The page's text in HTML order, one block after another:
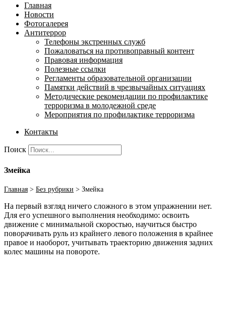
Главная
Новости
Фотогалерея
Антитеррор
Телефоны экстренных служб
Пожаловаться на противоправный контент
Правовая информация
Полезные ссылки
Регламенты образовательной организации
Памятки действий в чрезвычайных ситуациях
Методические рекомендации по профилактике
терроризма в молодежной среде
Мероприятия по профилактике терроризма
Контакты
Поиск
Змейка
Главная > Без рубрики > Змейка
На первый взгляд ничего сложного в этом упражнении нет.
Для его успешного выполнения необходимо: освоить
движение с минимальной скоростью, научиться быстро
поворачивать руль из крайнего левого положения в крайнее
правое и наоборот, учитывать траекторию движения задних
колес машины на повороте.